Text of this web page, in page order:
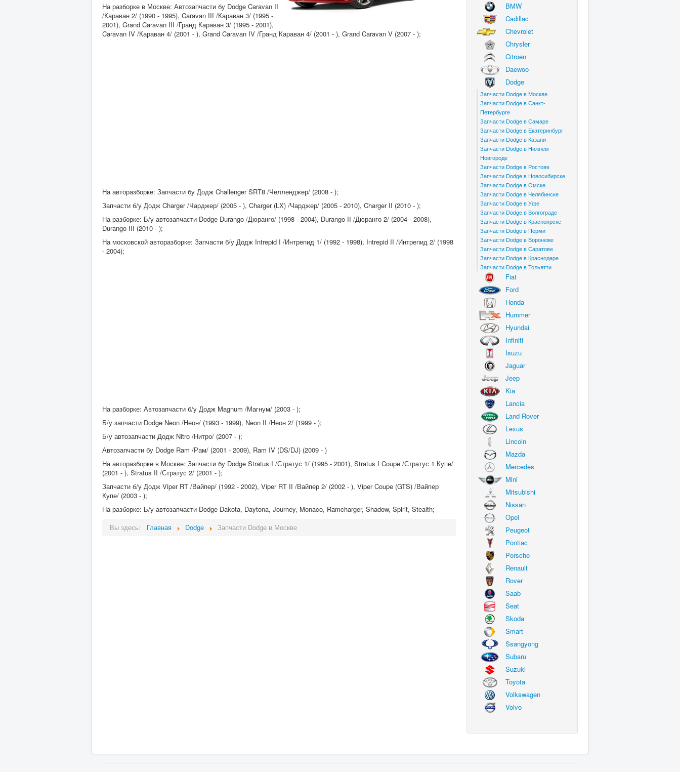
На разборке в Москве: Автозапчасти бу Dodge Caravan II
/Караван 2/ (1990 - 1995), Caravan III /Караван 3/ (1995 -
2001), Grand Caravan III /Гранд Караван 3/ (1995 - 2001),
Caravan IV /Караван 4/ (2001 - ), Grand Caravan IV /Гранд Караван 4/ (2001 - ), Grand Caravan V (2007 - );
На авторазборке: Запчасти бу Додж Challenger SRT8 /Челленджер/ (2008 - );
Запчасти б/у Додж Charger /Чарджер/ (2005 - ), Charger (LX) /Чарджер/ (2005 - 2010), Charger II (2010 - );
На разборке: Б/у автозапчасти Dodge Durango /Дюранго/ (1998 - 2004), Durango II /Дюранго 2/ (2004 - 2008),
Durango III (2010 - );
На московской авторазборке: Запчасти б/у Додж Intrepid I /Интрепид 1/ (1992 - 1998), Intrepid II /Интрепид 2/ (1998
- 2004);
На разборке: Автозапчасти б/у Додж Magnum /Магнум/ (2003 - );
Б/у запчасти Dodge Neon /Неон/ (1993 - 1999), Neon II /Неон 2/ (1999 - );
Б/у автозапчасти Додж Nitro /Нитро/ (2007 - );
Автозапчасти бу Dodge Ram /Рам/ (2001 - 2009), Ram IV (DS/DJ) (2009 - )
На авторазборке в Москве: Запчасти бу Dodge Stratus I /Стратус 1/ (1995 - 2001), Stratus I Coupe /Стратус 1 Купе/
(2001 - ), Stratus II /Стратус 2/ (2001 - );
Запчасти б/у Додж Viper RT /Вайпер/ (1992 - 2002), Viper RT II /Вайпер 2/ (2002 - ), Viper Coupe (GTS) /Вайпер
Купе/ (2003 - );
На разборке: Б/у автозапчасти Dodge Dakota, Daytona, Journey, Monaco, Ramcharger, Shadow, Spirit, Stealth;
Вы здесь:
Главная Dodge Запчасти Dodge в Москве
BMW
Cadillac
Chevrolet
Chrysler
Citroen
Daewoo
Dodge
Запчасти Dodge в Москве
Запчасти Dodge в Санкт-
Петербурге
Запчасти Dodge в Самаре
Запчасти Dodge в Екатеринбург
Запчасти Dodge в Казани
Запчасти Dodge в Нижнем
Новгороде
Запчасти Dodge в Ростове
Запчасти Dodge в Новосибирске
Запчасти Dodge в Омске
Запчасти Dodge в Челябинске
Запчасти Dodge в Уфе
Запчасти Dodge в Волгограде
Запчасти Dodge в Красноярске
Запчасти Dodge в Перми
Запчасти Dodge в Воронеже
Запчасти Dodge в Саратове
Запчасти Dodge в Краснодаре
Запчасти Dodge в Тольятти
Fiat
Ford
Honda
Hummer
Hyundai
Infiniti
Isuzu
Jaguar
Jeep
Kia
Lancia
Land Rover
Lexus
Lincoln
Mazda
Mercedes
Mini
Mitsubishi
Nissan
Opel
Peugeot
Pontiac
Porsche
Renault
Rover
Saab
Seat
Skoda
Smart
Ssangyong
Subaru
Suzuki
Toyota
Volkswagen
Volvo